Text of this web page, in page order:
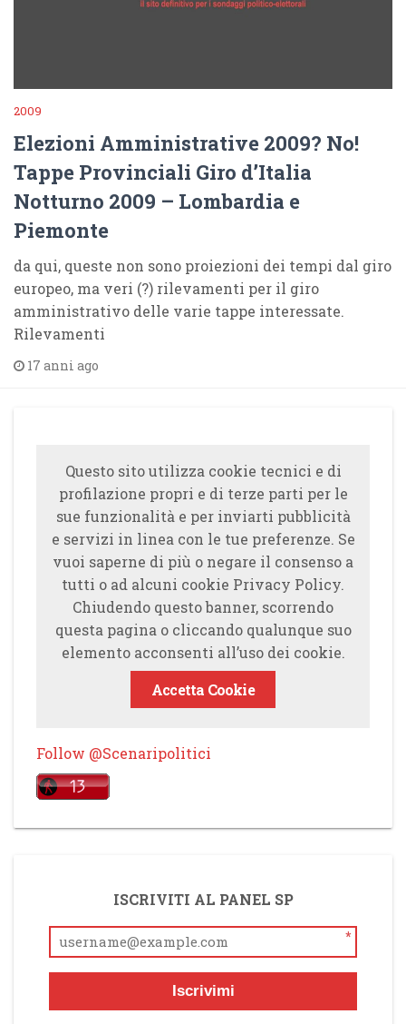
2009
Elezioni Amministrative 2009? No!
Tappe Provinciali Giro d’Italia
Notturno 2009 – Lombardia e
Piemonte
da qui, queste non sono proiezioni dei tempi dal giro
europeo, ma veri (?) rilevamenti per il giro
amministrativo delle varie tappe interessate.
Rilevamenti
17 anni ago
Questo sito utilizza cookie tecnici e di
profilazione propri e di terze parti per le
sue funzionalità e per inviarti pubblicità
e servizi in linea con le tue preferenze. Se
vuoi saperne di più o negare il consenso a
tutti o ad alcuni cookie Privacy Policy.
Chiudendo questo banner, scorrendo
questa pagina o cliccando qualunque suo
elemento acconsenti all’uso dei cookie.
Accetta Cookie
Follow @Scenaripolitici
ISCRIVITI AL PANEL SP
*
Iscrivimi